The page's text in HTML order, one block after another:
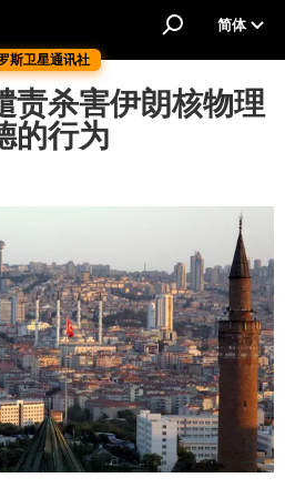
斯卫星通讯社
简体
责杀害伊朗核物理
的行为